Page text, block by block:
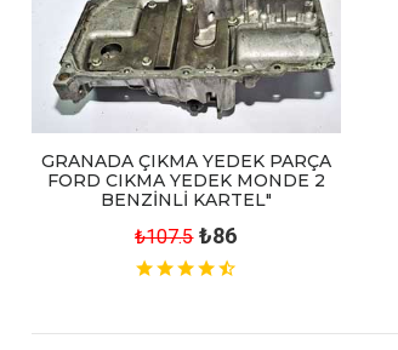
GRANADA ÇIKMA YEDEK PARÇA
FORD CIKMA YEDEK MONDE 2
BENZİNLİ KARTEL"
₺107.5 ₺86